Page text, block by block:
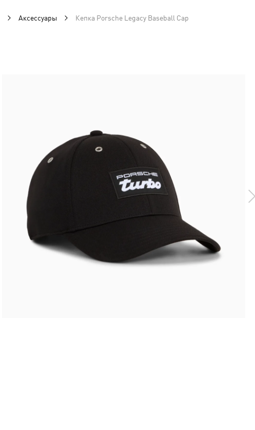
Аксессуары Кепка Porsche Legacy Baseball Cap